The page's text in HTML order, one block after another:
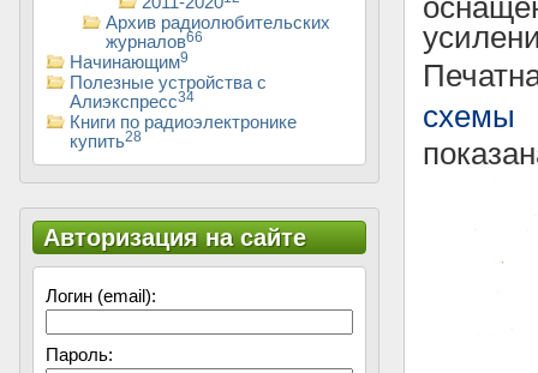
схемы
Архив радиолюбительских
журналов66
Начинающим9
Полезные устройства с
Алиэкспресс34
Книги по радиоэлектронике
купить28
Авторизация на сайте
Логин (email):
Пароль: